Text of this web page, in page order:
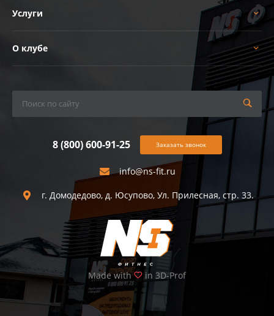
Услуги
О клубе
info@ns-fit.ru
8 (800) 600-91-25
г. Домодедово, д. Юсупово, Ул. Прилесная, стр. 33.
Заказать звонок
Made with in 3D-Prof